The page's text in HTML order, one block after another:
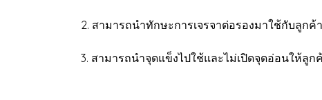
2. สามารถนำทักษะการเจรจาต่อรองมาใช้กับลูกค้
3. สามารถนำจุดแข็งไปใช้และไม่เปิดจุดอ่อนให้ลู